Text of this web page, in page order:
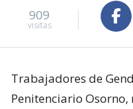
909
visitas
Trabajadores de
Penitenciario Osorno,